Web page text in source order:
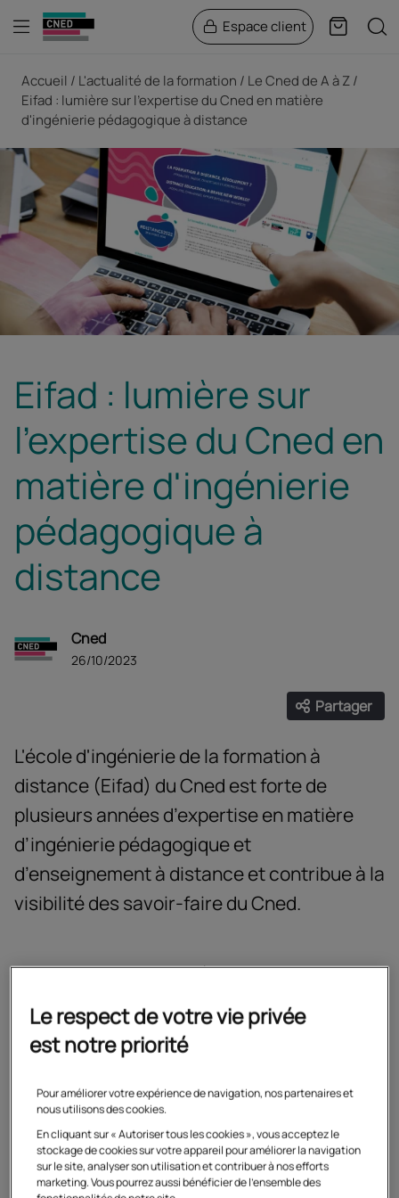
Menu Espace client Panier
Accueil L'actualité de la formation
Le Cned de A à Z
Eifad : lumière sur l'expertise du Cned en matière
d'ingénierie pédagogique à distance
Eifad : lumière sur
l'expertise du Cned en
matière d'ingénierie
pédagogique à
distance
Cned
26/10/2023
Partager
Ouvrir
L'école d'ingénierie de la formation à
distance (Eifad) du Cned est forte de
plusieurs années d’expertise en matière
d’ingénierie pédagogique et
d’enseignement à distance et contribue à la
visibilité des savoir-faire du Cned.
L'Eifad apporte son expertise à l’engagement du Cned
répondent aux nouveaux enjeux de développement de
l’e-learning. Elle participe activement aux réflexions
engagées autour de l'enseignement à distance
Elle engage en ce sens régulièrement des actions
favorisant la diffusion et l'intégration des résultats de la
recherche scientifique dans les pratiques
professionnelles.
Le respect de votre vie privée
est notre priorité
Pour améliorer votre expérience de navigation, nos partenaires et
nous utilisons des cookies.
En cliquant sur « Autoriser tous les cookies », vous acceptez le
stockage de cookies sur votre appareil pour améliorer la navigation
sur le site, analyser son utilisation et contribuer à nos efforts
marketing. Vous pourrez aussi bénéficier de l'ensemble des